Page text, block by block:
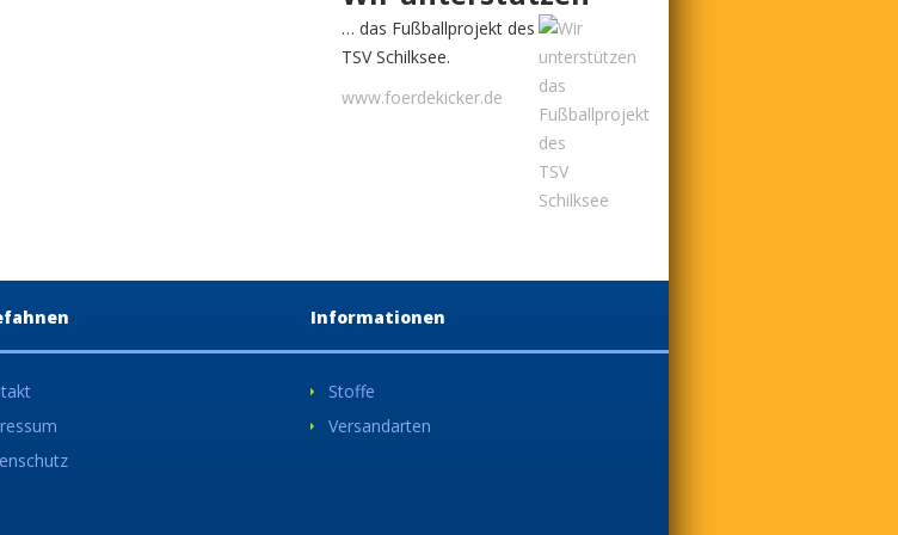
… das Fußballprojekt des
TSV Schilksee.
www.foerdekicker.de
Informationen
Stoffe
Versandarten